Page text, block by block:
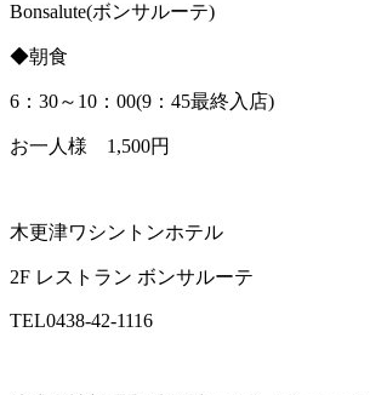
Bonsalute(ボンサルーテ)
◆朝食
6：30～10：00(9：45最終入店)
お一人様 1,500円
木更津ワシントンホテル
2F レストラン ボンサルーテ
TEL0438-42-1116